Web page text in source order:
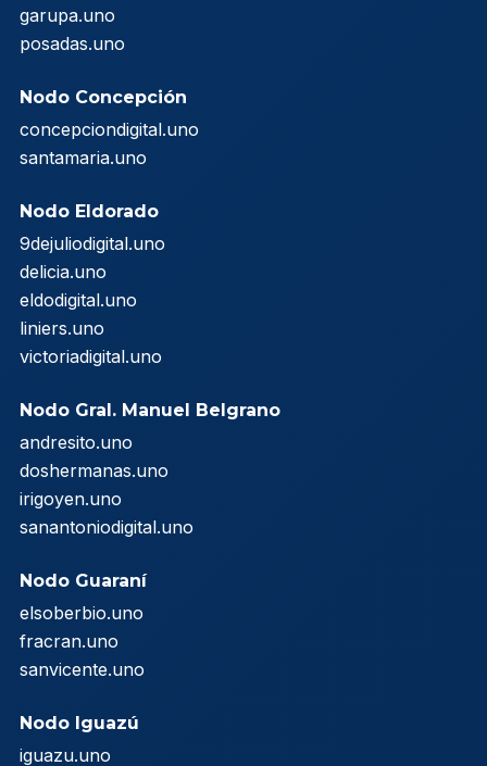
garupa.uno
posadas.uno
Nodo Concepción
concepciondigital.uno
santamaria.uno
Nodo Eldorado
9dejuliodigital.uno
delicia.uno
eldodigital.uno
liniers.uno
victoriadigital.uno
Nodo Gral. Manuel Belgrano
andresito.uno
doshermanas.uno
irigoyen.uno
sanantoniodigital.uno
Nodo Guaraní
elsoberbio.uno
fracran.uno
sanvicente.uno
Nodo Iguazú
iguazu.uno